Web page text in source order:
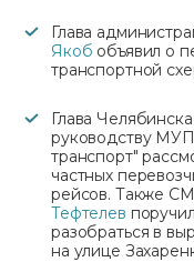
Глава
Якоб объявил о
транспортной
Глава Челябинска
руководству
транспорт"
частных
рейсов. Также
Тефтелев
разобраться в
на улице